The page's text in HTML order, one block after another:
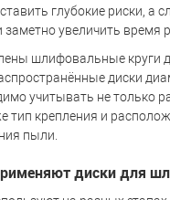
глубокие риски, а
увеличить время
шлифовальные круги
диски
учитывать не только
тип крепления и
пыли.
диски для